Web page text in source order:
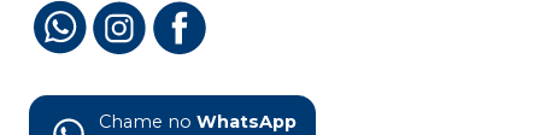
Chame no WhatsApp